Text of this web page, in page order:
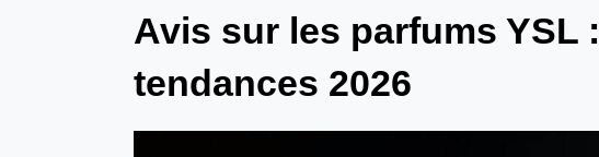
Avis sur les parfums YSL
tendances 2026